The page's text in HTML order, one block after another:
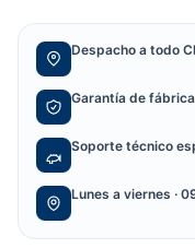
Despacho a todo
Garantía de fábrica
Soporte técnico
Lunes a viernes ·